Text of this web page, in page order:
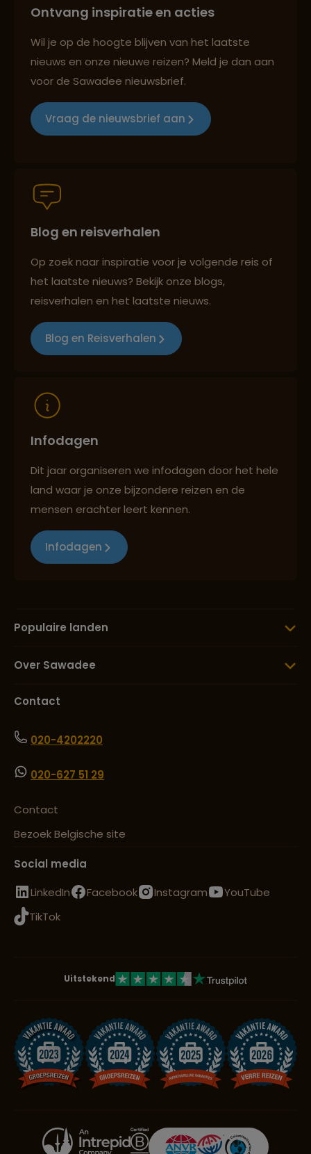
Reizen met oog voor mens, cultuur en milieu
Reiszekerheid met Sawadee
Persoonlijk en deskundig reisadvies
Ontvang inspiratie en acties
Wil je op de hoogte blijven van het laatste
nieuws en onze nieuwe reizen? Meld je dan aan
voor de Sawadee nieuwsbrief.
Vraag de nieuwsbrief aan
Blog en reisverhalen
Op zoek naar inspiratie voor je volgende reis of
het laatste nieuws? Bekijk onze blogs,
reisverhalen en het laatste nieuws.
Blog en Reisverhalen
Infodagen
Dit jaar organiseren we infodagen door het hele
land waar je onze bijzondere reizen en de
mensen erachter leert kennen.
Infodagen
Populaire landen
Over Sawadee
Contact
020-4202220
020-627 51 29
Contact
Bezoek Belgische site
Social media
LinkedIn
Facebook Instagram
YouTube
TikTok
Uitstekend